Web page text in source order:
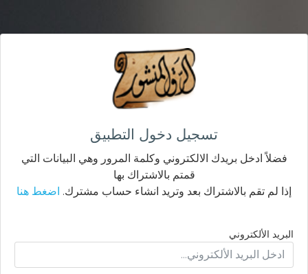
تسجيل دخول التطبيق
فضلاً ادخل بريدك الالكتروني وكلمة المرور وهي البيانات التي
قمتم بالاشتراك بها
إذا لم تقم بالاشتراك بعد وتريد انشاء حساب مشترك. اضغط هنا
البريد الألكتروني